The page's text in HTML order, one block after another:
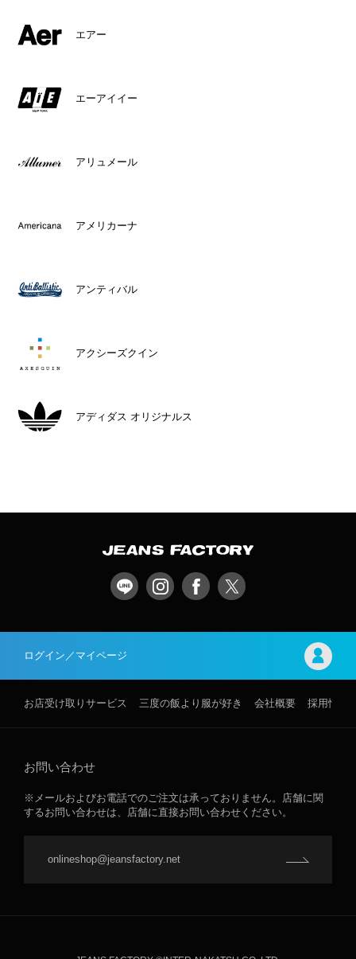
エアー
エーアイイー
アリュメール
アメリカーナ
アンティバル
アクシーズクイン
アディダス オリジナルス
ログイン／マイページ
お店受け取りサービス 三度の飯より服が好き 会社概要 採用情報
お問い合わせ
※メールおよびお電話でのご注文は承っておりません。店舗に関
するお問い合わせは、店舗に直接お問い合わせください。
onlineshop@jeansfactory.net